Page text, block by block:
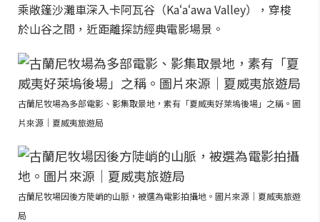
乘敞篷沙灘車深入卡阿瓦谷（Kaʻaʻawa Valley），穿梭
於山谷之間，近距離探訪經典電影場景。
古蘭尼牧場為多部電影、影集取景地，素有「夏威夷好萊塢後場」之稱。圖
片來源｜夏威夷旅遊局
古蘭尼牧場因後方陡峭的山脈，被選為電影拍攝地。圖片來源｜夏威夷旅遊
局